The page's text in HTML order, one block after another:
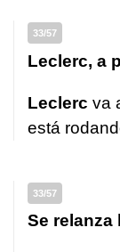
33/57
Leclerc, a
Leclerc va
está
33/57
Se relanza